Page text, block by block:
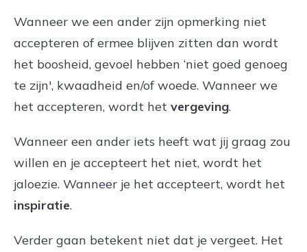
Wanneer we een ander zijn opmerking niet
accepteren of ermee blijven zitten dan wordt
het boosheid, gevoel hebben ‘niet goed genoeg
te zijn', kwaadheid en/of woede. Wanneer we
het accepteren, wordt het vergeving.
Wanneer een ander iets heeft wat jij graag zou
willen en je accepteert het niet, wordt het
jaloezie. Wanneer je het accepteert, wordt het
inspiratie.
Verder gaan betekent niet dat je vergeet. Het